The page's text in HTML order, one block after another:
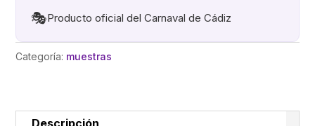
🎭Producto oficial del Carnaval de Cádiz
Categoría: muestras